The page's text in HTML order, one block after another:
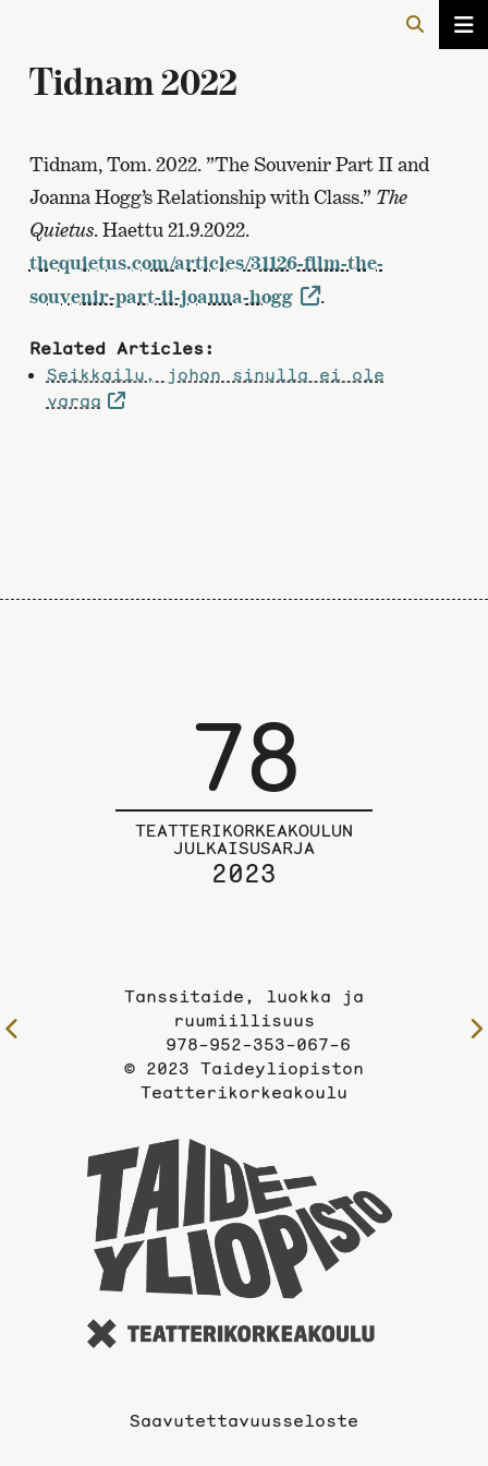
Tidnam 2022
Tidnam, Tom. 2022. ”The Souvenir Part II and
Joanna Hogg’s Relationship with Class.” The
Quietus. Haettu 21.9.2022.
thequietus.com/articles/31126-film-the-
souvenir-part-ii-joanna-hogg
.
Related Articles:
Seikkailu, johon sinulla ei ole
varaa
78
TEATTERIKORKEAKOULUN
JULKAISUSARJA
2023
Tanssitaide, luokka ja
ruumiillisuus
978-952-353-067-6
© 2023 Taideyliopiston
Teatterikorkeakoulu
Saavutettavuusseloste